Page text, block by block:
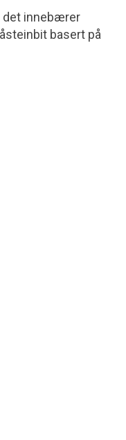
det innebærer
basert på